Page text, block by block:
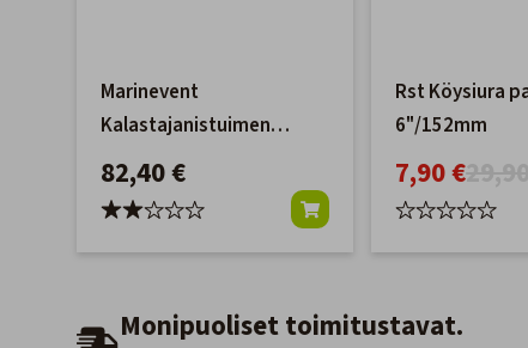
Marinevent
Kalastajanistuimen
Tuolinjalkasarja
82,40 €
Rst Köysiura
6"/152mm
7,90 €
Monipuoliset toimitustavat.